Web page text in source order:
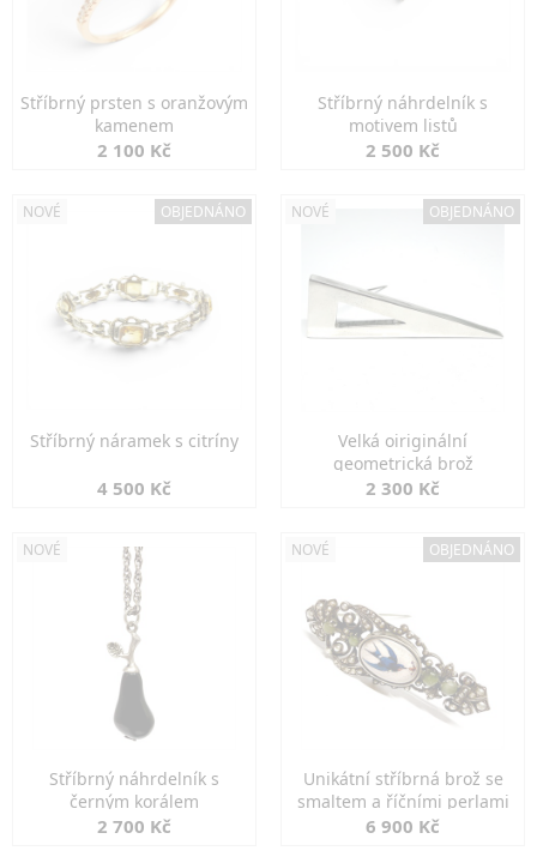
Stříbrný prsten s oranžovým
kamenem
2 100 Kč
Stříbrný náhrdelník s
motivem listů
2 500 Kč
NOVÉ OBJEDNÁNO
Stříbrný náramek s citríny
4 500 Kč
NOVÉ OBJEDNÁNO
Velká oiriginální
geometrická brož
2 300 Kč
NOVÉ
Stříbrný náhrdelník s
černým korálem
2 700 Kč
NOVÉ OBJEDNÁNO
Unikátní stříbrná brož se
smaltem a říčními perlami
6 900 Kč